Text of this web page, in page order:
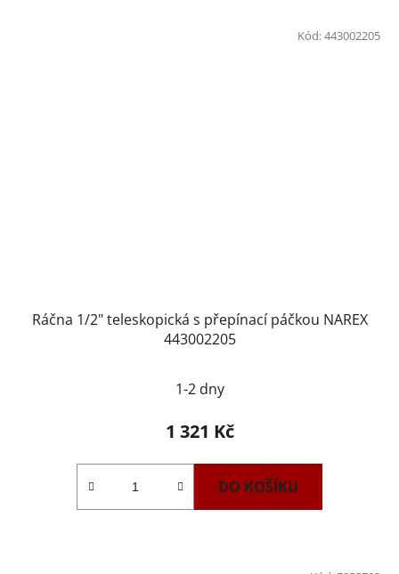
Ráčna 1/2" teleskopická s přepínací páčkou NAREX
443002205
1-2 dny
1 321 Kč
DO KOŠÍKU
Kód:443002205